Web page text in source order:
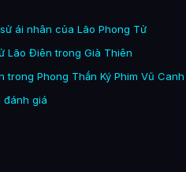
ái nhân của Lão Phong Tử
Lão Điên trong Già Thiên
trong Phong Thần Ký Phim Vũ Canh
đánh giá